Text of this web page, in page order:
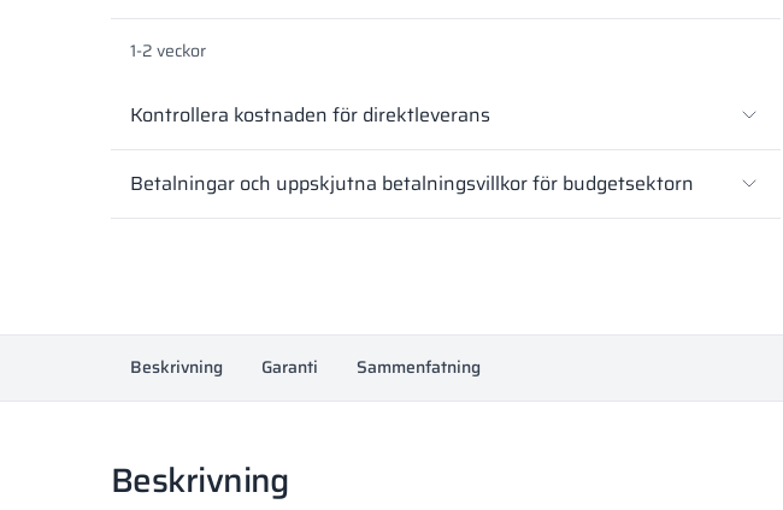
1-2 veckor
Kontrollera kostnaden för direktleverans
Betalningar och uppskjutna betalningsvillkor för budgetsektorn
Beskrivning Garanti Sammenfatning
Beskrivning